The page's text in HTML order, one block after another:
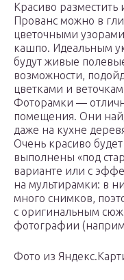
Красиво
Прованс можно в
цветочными
кашпо. Идеальным
будут живые
возможности,
цветками и
Фоторамки —
помещения. Они
даже на кухне
Очень красиво
выполнены «под
варианте или с
на мультирамки: в
много снимков,
с оригинальным
фотографии
Фото из